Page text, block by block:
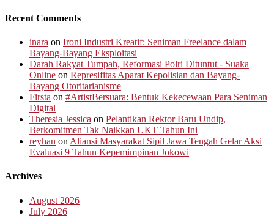
Recent Comments
inara on Ironi Industri Kreatif: Seniman Freelance dalam
Bayang-Bayang Eksploitasi
Darah Rakyat Tumpah, Reformasi Polri Dituntut - Suaka
Online on Represifitas Aparat Kepolisian dan Bayang-
Bayang Otoritarianisme
Firsta on #ArtistBersuara: Bentuk Kekecewaan Para Seniman
Digital
Theresia Jessica on Pelantikan Rektor Baru Undip,
Berkomitmen Tak Naikkan UKT Tahun Ini
reyhan on Aliansi Masyarakat Sipil Jawa Tengah Gelar Aksi
Evaluasi 9 Tahun Kepemimpinan Jokowi
Archives
August 2026
July 2026